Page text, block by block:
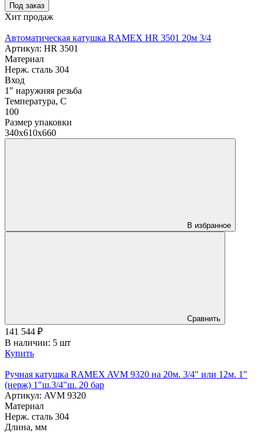
Под заказ
Хит продаж
Автоматическая катушка RAMEX HR 3501 20м 3/4
Артикул: HR 3501
Материал
Нерж. сталь 304
Вход
1" наружняя резьба
Температура, C
100
Размер упаковки
340x610x660
В избранное
Сравнить
141 544 ₽
В наличии: 5 шт
Купить
Ручная катушка RAMEX AVM 9320 на 20м. 3/4" или 12м. 1"
(нерж) 1"ш.3/4"ш. 20 бар
Артикул: AVM 9320
Материал
Нерж. сталь 304
Длина, мм